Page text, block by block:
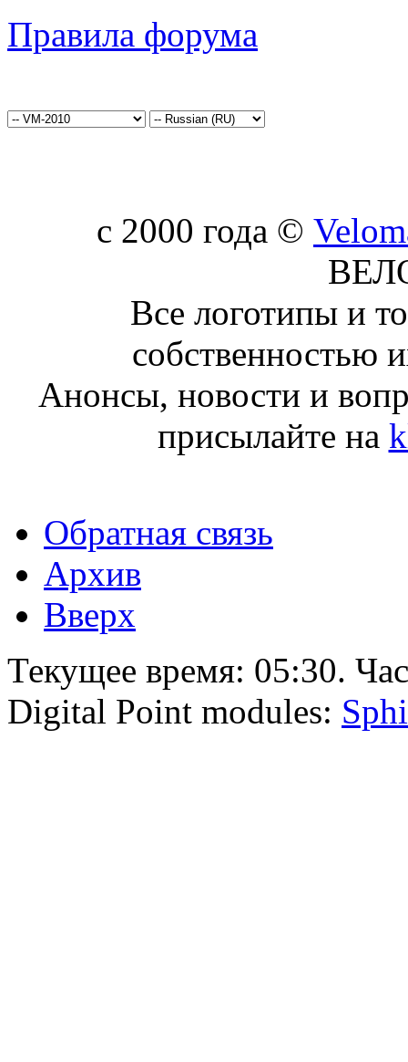
Правила форума
c 2000 года ©
Все логотипы и
собственностью
Анонсы, новости и
присылайте на
Обратная связь
Архив
Вверх
Текущее время: 05:30.
Digital Point modules: